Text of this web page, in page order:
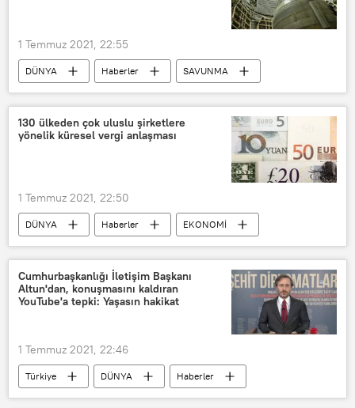
1 Temmuz 2021, 22:55
DÜNYA Haberler
SAVUNMA
Dünya
Nükleer silah
stok
Rapor
Rusya
ABD
Çin
130 ülkeden çok uluslu şirketlere
yönelik küresel vergi anlaşması
1 Temmuz 2021, 22:50
DÜNYA Haberler
EKONOMİ
OECD
TÜRKİYE
Vergi
küresel
Anlaşma
Avrupa
Cumhurbaşkanlığı İletişim Başkanı
Altun'dan, konuşmasını kaldıran
YouTube'a tepki: Yaşasın hakikat
1 Temmuz 2021, 22:46
Türkiye DÜNYA
Haberler
TÜRKİYE
İletişim Başkanlığı